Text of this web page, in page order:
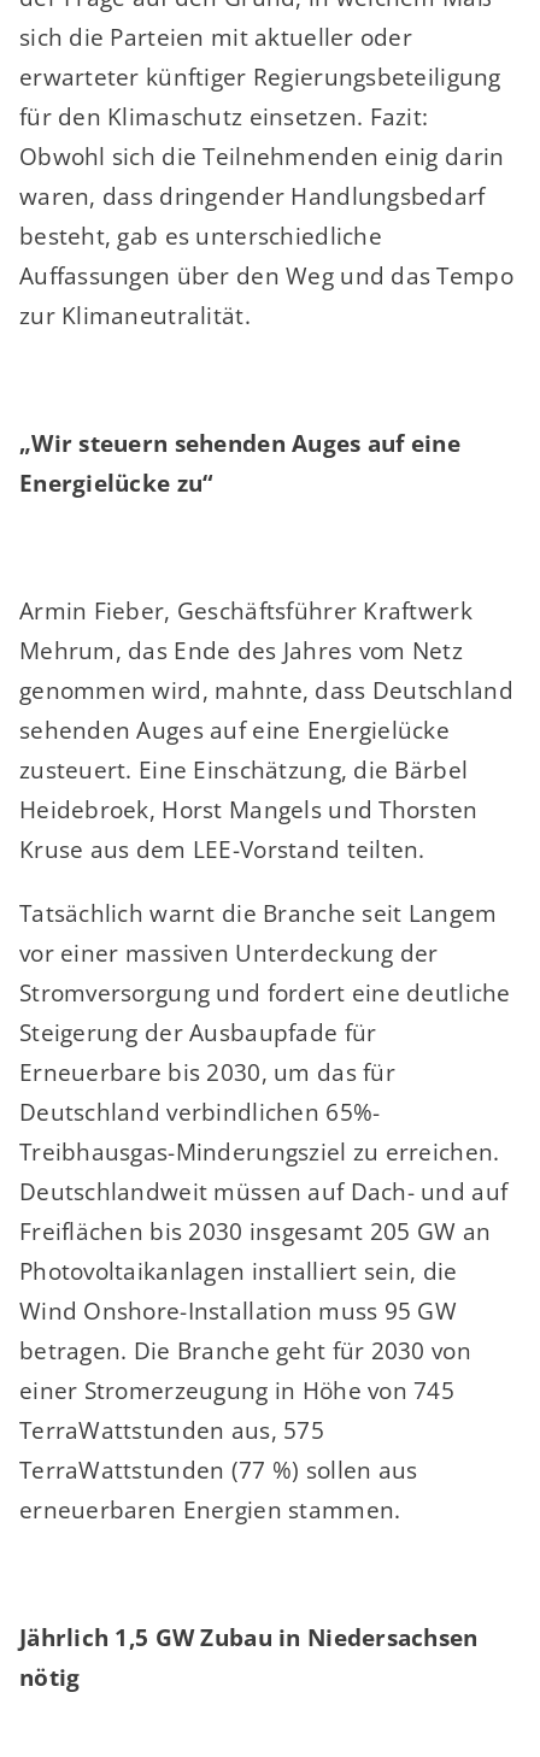
sich die Parteien mit aktueller oder
erwarteter künftiger Regierungsbeteiligung
für den Klimaschutz einsetzen. Fazit:
Obwohl sich die Teilnehmenden einig darin
waren, dass dringender Handlungsbedarf
besteht, gab es unterschiedliche
Auffassungen über den Weg und das Tempo
zur Klimaneutralität.
„Wir steuern sehenden Auges auf eine
Energielücke zu“
Armin Fieber, Geschäftsführer Kraftwerk
Mehrum, das Ende des Jahres vom Netz
genommen wird, mahnte, dass Deutschland
sehenden Auges auf eine Energielücke
zusteuert. Eine Einschätzung, die Bärbel
Heidebroek, Horst Mangels und Thorsten
Kruse aus dem LEE-Vorstand teilten.
Tatsächlich warnt die Branche seit Langem
vor einer massiven Unterdeckung der
Stromversorgung und fordert eine deutliche
Steigerung der Ausbaupfade für
Erneuerbare bis 2030, um das für
Deutschland verbindlichen 65%-
Treibhausgas-Minderungsziel zu erreichen.
Deutschlandweit müssen auf Dach- und auf
Freiflächen bis 2030 insgesamt 205 GW an
Photovoltaikanlagen installiert sein, die
Wind Onshore-Installation muss 95 GW
betragen. Die Branche geht für 2030 von
einer Stromerzeugung in Höhe von 745
TerraWattstunden aus, 575
TerraWattstunden (77 %) sollen aus
erneuerbaren Energien stammen.
Jährlich 1,5 GW Zubau in Niedersachsen
nötig